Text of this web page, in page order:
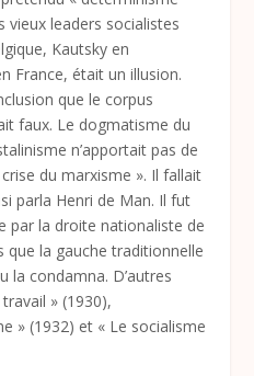
vieux leaders socialistes
Kautsky en
France, était un illusion.
que le corpus
faux. Le dogmatisme du
n’apportait pas de
du marxisme ». Il fallait
parla Henri de Man. Il fut
par la droite nationaliste de
la gauche traditionnelle
la condamna. D’autres
» (1930),
» (1932) et « Le socialisme